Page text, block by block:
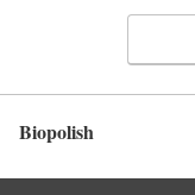
Biopolish